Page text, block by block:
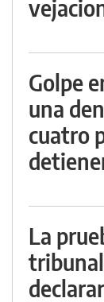
Golpe
una
cuatro
La